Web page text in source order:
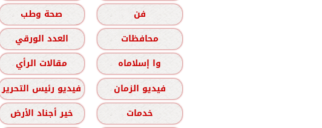
فن
صحة وطب
محافظات
العدد الورقي
وا إسلاماه
مقالات الرأي
فيديو الزمان
فيديو رئيس التحرير
خدمات
خير أجناد الأرض